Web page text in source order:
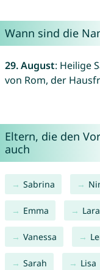
Wann sind die
29. August: Heilige
von Rom, der
Eltern, die den
auch
Sabrina
Emma Lara
Vanessa
Sarah Lisa